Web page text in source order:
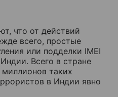
что от действий
всего, простые
или подделки IMEI
Всего в стране
таких
в Индии явно